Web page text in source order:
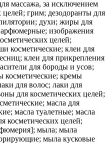
массажа, за исключением
грим; дезодоранты для
духи; жиры для
изображения
целей;
косметические; клеи для
клеи для прикрепления
для бороды и усов;
косметические; кремы
для волос; лаки для
для косметических целей;
масла для
масла туалетные; масла
косметических целей;
мыла; мыла
мыла кусковые